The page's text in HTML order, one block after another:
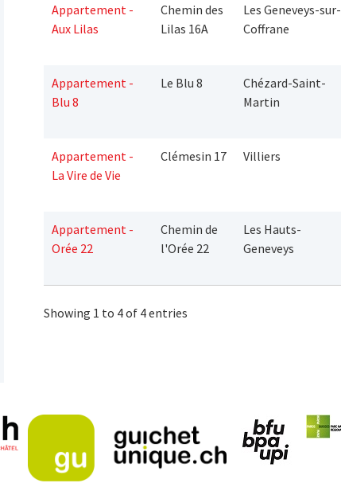
Appartement -
Aux Lilas
Chemin des
Lilas 16A
Les Geneveys-sur-
Coffrane
Appartement -
Blu 8
Le Blu 8
Chézard-Saint-
Martin
Appartement -
La Vire de Vie
Clémesin 17 Villiers
Appartement -
Orée 22
Chemin de
l'Orée 22
Les Hauts-
Geneveys
Showing 1 to 4 of 4 entries